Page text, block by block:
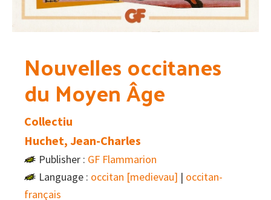
Nouvelles occitanes
du Moyen Âge
Collectiu
Huchet, Jean-Charles
Publisher : GF Flammarion
Language : occitan [medievau] | occitan-
français